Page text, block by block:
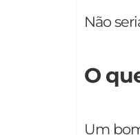
Não
O
Um